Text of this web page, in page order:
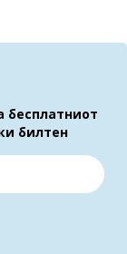
бесплатниот
билтен